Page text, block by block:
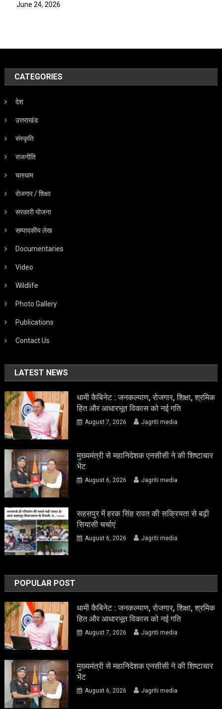
June 24, 2026
CATEGORIES
देश
उत्तराखंड
संस्कृति
राजनीति
चारधाम
रोजगार / शिक्षा
सरकारी योजना
सम्पादकीय लेख
Documentaries
Video
Wildlife
Photo Gallery
Publications
Contact Us
LATEST NEWS
धामी कैबिनेट : जनकल्याण, रोजगार, शिक्षा, श्रमिक
हित और आधारभूत विकास को नई गति
August 7, 2026 Jagriti media
मुख्यमंत्री से महानिदेशक एनसीसी ने की शिष्टाचार
भेंट
August 6, 2026 Jagriti media
सहसपुर में हरक सिंह रावत की सक्रियता से बढ़ी
सियासी चर्चाएं
August 6, 2026 Jagriti media
POPULAR POST
धामी कैबिनेट : जनकल्याण, रोजगार, शिक्षा, श्रमिक
हित और आधारभूत विकास को नई गति
August 7, 2026 Jagriti media
मुख्यमंत्री से महानिदेशक एनसीसी ने की शिष्टाचार
भेंट
August 6, 2026 Jagriti media